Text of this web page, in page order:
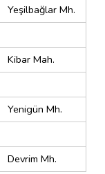
Yeşilbağlar Mh.
Kibar Mah.
Yenigün Mh.
Devrim Mh.